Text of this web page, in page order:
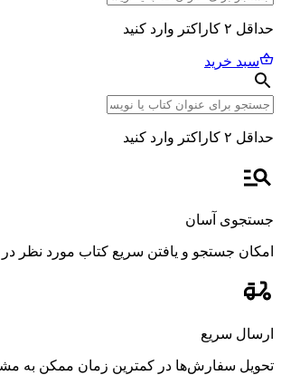
حداقل ۲ کاراکتر وارد کنید
سبد خرید
حداقل ۲ کاراکتر وارد کنید
جستجوی آسان
امکان جستجو و یافتن سریع کتاب مورد نظر در مجموعه ای از ۵۰ هزار عنوان، با استفاده
ارسال سریع
تحویل سفارش‌ها در کمترین زمان ممکن به